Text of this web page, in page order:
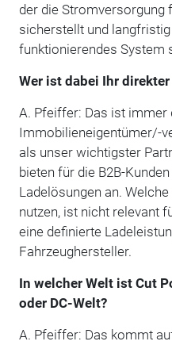
der die Stromversorgung
sicherstellt und
funktionierendes System
Wer ist dabei Ihr direkter
A. Pfeiffer: Das ist immer
Immobilieneigentümer/-
als unser wichtigster
bieten für die B2B-
Ladelösungen an.
nutzen, ist nicht relevant
eine definierte
Fahrzeughersteller.
In welcher Welt ist Cut
oder DC-Welt?
A. Pfeiffer: Das kommt